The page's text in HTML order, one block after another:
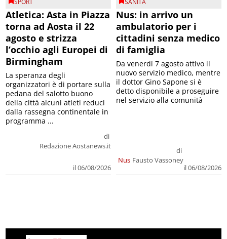
Atletica: Asta in Piazza
torna ad Aosta il 22
agosto e strizza
l’occhio agli Europei di
Birmingham
di
Redazione Aostanews.it
il 06/08/2026
La speranza degli
organizzatori è di portare sulla
pedana del salotto buono
della città alcuni atleti reduci
dalla rassegna continentale in
programma ...
Nus: in arrivo un
ambulatorio per i
cittadini senza medico
di famiglia
Nus
di
Fausto Vassoney
il 06/08/2026
Da venerdì 7 agosto attivo il
nuovo servizio medico, mentre
il dottor Gino Sapone si è
detto disponibile a proseguire
nel servizio alla comunità